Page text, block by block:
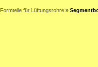
Formteile für Lüftungsrohre»